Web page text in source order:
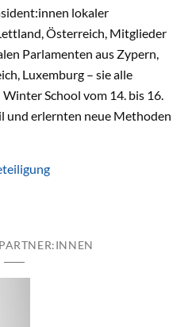
lokaler
Österreich, Mitglieder
Parlamenten aus Zypern,
Luxemburg – sie alle
School vom 14. bis 16.
und erlernten neue Methoden